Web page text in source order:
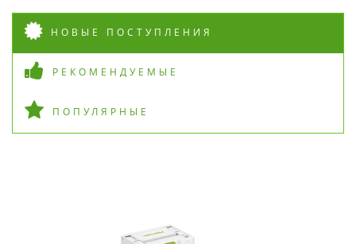
НОВЫЕ ПОСТУПЛЕНИЯ
РЕКОМЕНДУЕМЫЕ
ПОПУЛЯРНЫЕ